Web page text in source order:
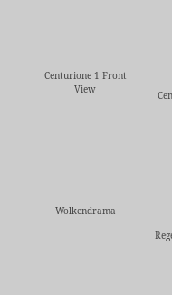
Centurione 1 Front
View
Wolkendrama